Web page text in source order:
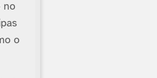
no
o